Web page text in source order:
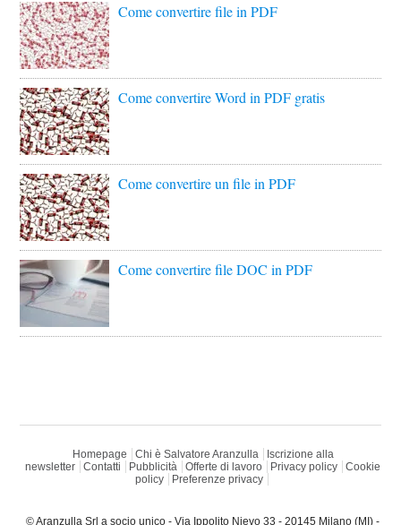
Come convertire file in PDF
Come convertire Word in PDF gratis
Come convertire un file in PDF
Come convertire file DOC in PDF
Homepage Chi è Salvatore Aranzulla
Iscrizione alla
newsletter
Contatti Pubblicità Offerte di lavoro Privacy policy
Cookie
policy
Preferenze privacy
© Aranzulla Srl a socio unico - Via Ippolito Nievo 33 - 20145 Milano (MI) -